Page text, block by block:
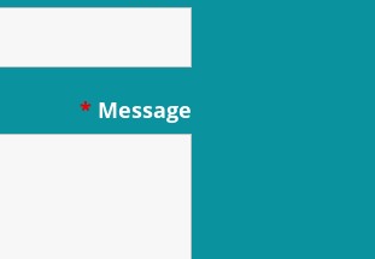
Message
*